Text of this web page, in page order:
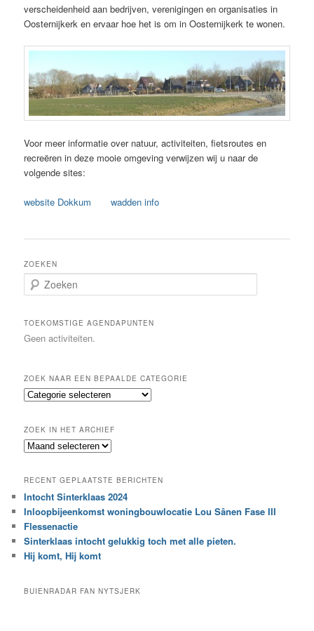
verscheidenheid aan bedrijven, verenigingen en organisaties in
Oosternijkerk en ervaar hoe het is om in Oosternijkerk te wonen.
Voor meer informatie over natuur, activiteiten, fietsroutes en
recreëren in deze mooie omgeving verwijzen wij u naar de
volgende sites:
website Dokkum wadden info
ZOEKEN
o
k
e
TOEKOMSTIGE AGENDAPUNTEN
Geen activiteiten.
ZOEK NAAR EEN BEPAALDE CATEGORIE
Z
k
n
e
e
n
b
e
a
ZOEK IN HET ARCHIEF
Z
k
i
n
h
e
t
c
RECENT GEPLAATSTE BERICHTEN
Intocht Sinterklaas 2024
Inloopbijeenkomst woningbouwlocatie Lou Sânen Fase III
Flessenactie
Sinterklaas intocht gelukkig toch met alle pieten.
Hij komt, Hij komt
BUIENRADAR FAN NYTSJERK